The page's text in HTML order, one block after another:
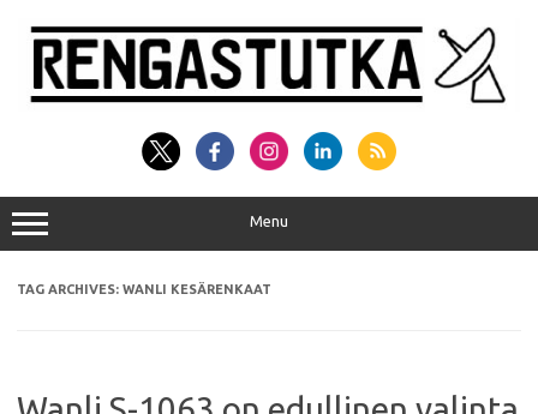
content
Menu
TAG ARCHIVES: WANLI KESÄRENKAAT